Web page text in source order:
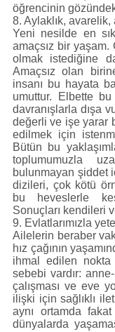
öğrencinin
8. Aylaklık, avarelik,
Yeni nesilde en
amaçsız bir yaşam.
olmak istediğine
Amaçsız olan
insanı bu hayata
umuttur. Elbette
davranışlarla dışa
değerli ve işe yarar
edilmek için
Bütün bu
toplumumuzla
bulunmayan şiddet
dizileri, çok kötü
bu heveslerle
Sonuçları kendileri
9. Evlatlarımızla
Ailelerin beraber
hız çağının
ihmal edilen
sebebi vardır:
çalışması ve eve
ilişki için sağlıklı
aynı ortamda
dünyalarda